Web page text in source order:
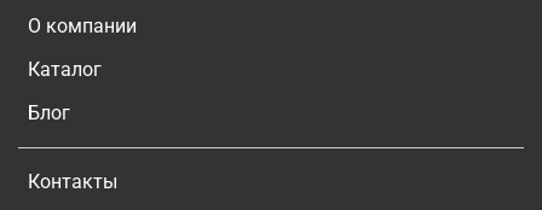
О компании
Каталог
Блог
Контакты